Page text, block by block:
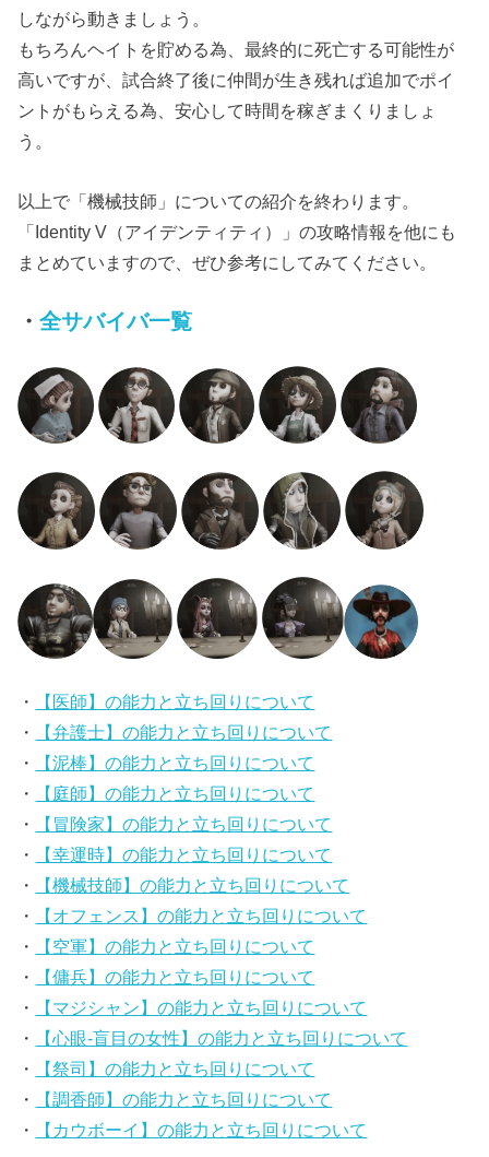
しながら動きましょう。
もちろんヘイトを貯める為、最終的に死亡する可能性が
高いですが、試合終了後に仲間が生き残れば追加でポイ
ントがもらえる為、安心して時間を稼ぎまくりましょ
う。
以上で「機械技師」についての紹介を終わります。
「Identity V（アイデンティティ）」の攻略情報を他にも
まとめていますので、ぜひ参考にしてみてください。
・全サバイバ一覧
・
【医師】の能力と立ち回りについて
・
【弁護士】の能力と立ち回りについて
・
【泥棒】の能力と立ち回りについて
・
【庭師】の能力と立ち回りについて
・
【冒険家】の能力と立ち回りについて
・
【幸運時】の能力と立ち回りについて
・
【機械技師】の能力と立ち回りについて
・
【オフェンス】の能力と立ち回りについて
・
【空軍】の能力と立ち回りについて
・
【傭兵】の能力と立ち回りについて
・
【マジシャン】の能力と立ち回りについて
・
【心眼-盲目の女性】の能力と立ち回りについて
・
【祭司】の能力と立ち回りについて
・
【調香師】の能力と立ち回りについて
・
【カウボーイ】の能力と立ち回りについて